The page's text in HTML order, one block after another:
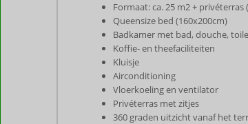
Formaat: ca. 25 m2 + privéterras
Queensize bed (160x200cm)
Badkamer met bad, douche,
Koffie- en theefaciliteiten
Kluisje
Airconditioning
Vloerkoeling en ventilator
Privéterras met zitjes
360 graden uitzicht vanaf het